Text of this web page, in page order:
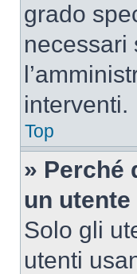
grado
necessari
interventi.
Top
» Perché
un
Solo gli
utenti